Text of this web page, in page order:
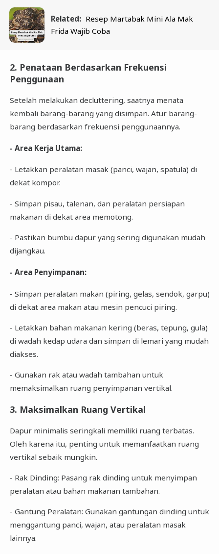
Related: Resep Martabak Mini Ala Mak
Frida Wajib Coba
2. Penataan Berdasarkan Frekuensi
Penggunaan
Setelah melakukan decluttering, saatnya menata
kembali barang-barang yang disimpan. Atur barang-
barang berdasarkan frekuensi penggunaannya.
- Area Kerja Utama:
- Letakkan peralatan masak (panci, wajan, spatula) di
dekat kompor.
- Simpan pisau, talenan, dan peralatan persiapan
makanan di dekat area memotong.
- Pastikan bumbu dapur yang sering digunakan mudah
dijangkau.
- Area Penyimpanan:
- Simpan peralatan makan (piring, gelas, sendok, garpu)
di dekat area makan atau mesin pencuci piring.
- Letakkan bahan makanan kering (beras, tepung, gula)
di wadah kedap udara dan simpan di lemari yang mudah
diakses.
- Gunakan rak atau wadah tambahan untuk
memaksimalkan ruang penyimpanan vertikal.
3. Maksimalkan Ruang Vertikal
Dapur minimalis seringkali memiliki ruang terbatas.
Oleh karena itu, penting untuk memanfaatkan ruang
vertikal sebaik mungkin.
- Rak Dinding: Pasang rak dinding untuk menyimpan
peralatan atau bahan makanan tambahan.
- Gantung Peralatan: Gunakan gantungan dinding untuk
menggantung panci, wajan, atau peralatan masak
lainnya.